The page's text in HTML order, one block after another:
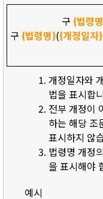
구 {법령
구 {법령명}({개정일자}
개정일자와
법을 표시합
전부 개정이
하는 해당 조
표시하지 않
법령명 개정
을 표시해야
예시